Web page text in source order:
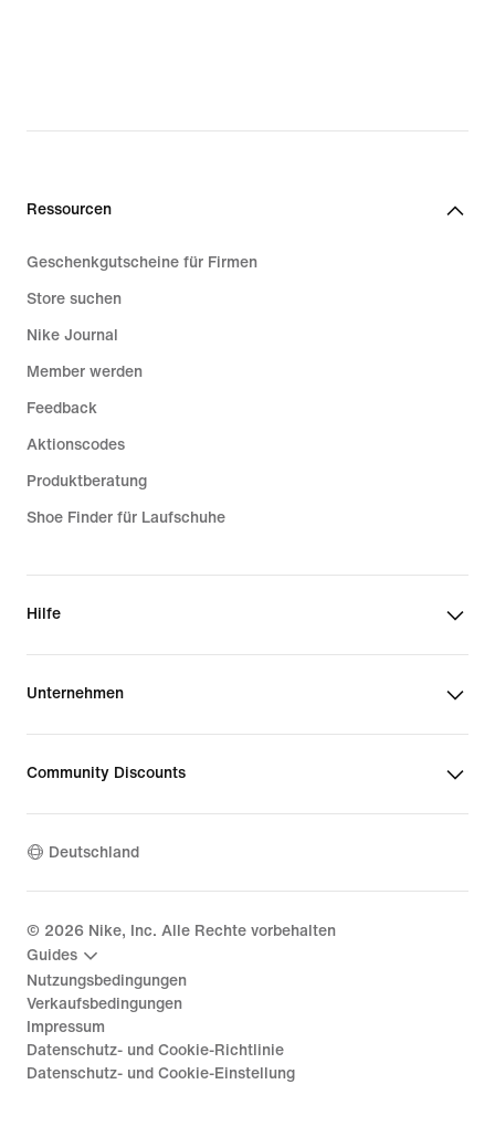
Ressourcen
Geschenkgutscheine für Firmen
Store suchen
Nike Journal
Member werden
Feedback
Aktionscodes
Produktberatung
Shoe Finder für Laufschuhe
Hilfe
Unternehmen
Community Discounts
Deutschland
© 2026 Nike, Inc. Alle Rechte vorbehalten
Guides
Nutzungsbedingungen
Verkaufsbedingungen
Impressum
Datenschutz- und Cookie-Richtlinie
Datenschutz- und Cookie-Einstellung